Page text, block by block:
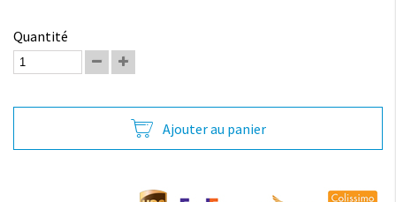
Quantité
Ajouter au panier